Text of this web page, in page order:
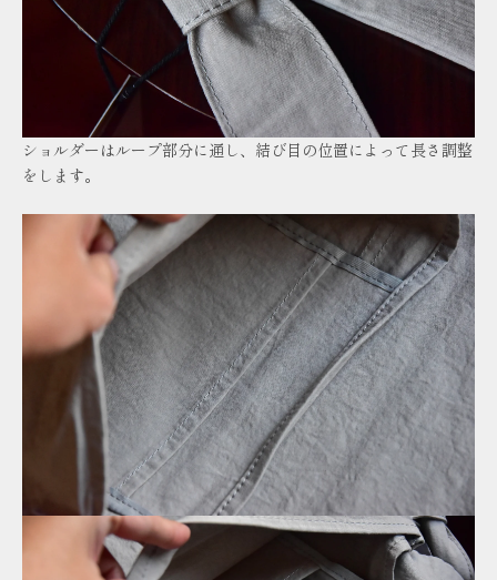
ショルダーはループ部分に通し、結び目の位置によって長さ調整
をします。